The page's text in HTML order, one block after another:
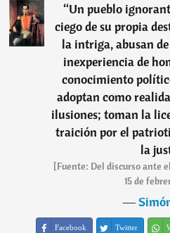
“Un pueblo
ciego de su propia
la intriga, abusan
inexperiencia de
conocimiento
adoptan como
ilusiones; toman la
traición por el
la
[Fuente: Del discurso ante
15 de
―
Facebook Twitter